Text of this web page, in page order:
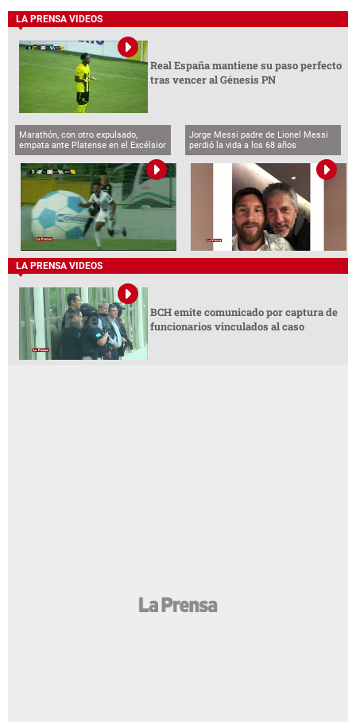
LA PRENSA VIDEOS
Real España mantiene su paso perfecto
tras vencer al Génesis PN
Marathón, con otro expulsado,
empata ante Platense en el Excélsior
Jorge Messi padre de Lionel Messi
perdió la vida a los 68 años
LA PRENSA VIDEOS
BCH emite comunicado por captura de
funcionarios vinculados al caso